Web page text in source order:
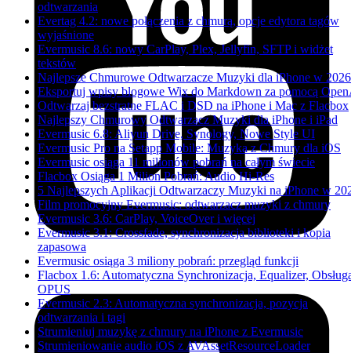
odtwarzania
Evertag 4.2: nowe połączenia z chmurą, opcje edytora tagów
wyjaśnione
Evermusic 8.6: nowy CarPlay, Plex, Jellyfin, SFTP i widżet
tekstów
Najlepsze Chmurowe Odtwarzacze Muzyki dla iPhone w 2026
Eksportuj wpisy blogowe Wix do Markdown za pomocą
Odtwarzaj bezstratne FLAC i DSD na iPhone i Mac z Flacbox
Najlepszy Chmurowy Odtwarzacz Muzyki dla iPhone i iPad
Evermusic 6.8: Aliyun Drive, Synology, Nowe Style UI
Evermusic Pro na Setapp Mobile: Muzyka z Chmury dla iOS
Evermusic osiąga 11 milionów pobrań na całym świecie
Flacbox Osiąga 1 Milion Pobrań: Audio Hi-Res
5 Najlepszych Aplikacji Odtwarzaczy Muzyki na iPhone w
Film promocyjny Evermusic: odtwarzacz muzyki z chmury
Evermusic 3.6: CarPlay, VoiceOver i więcej
Evermusic 3.1: Crossfade, synchronizacja biblioteki i kopia
zapasowa
Evermusic osiąga 3 miliony pobrań: przegląd funkcji
Flacbox 1.6: Automatyczna Synchronizacja, Equalizer,
OPUS
Evermusic 2.3: Automatyczna synchronizacja, pozycja
odtwarzania i tagi
Strumieniuj muzykę z chmury na iPhone z Evermusic
Strumieniowanie audio iOS z AVAssetResourceLoader